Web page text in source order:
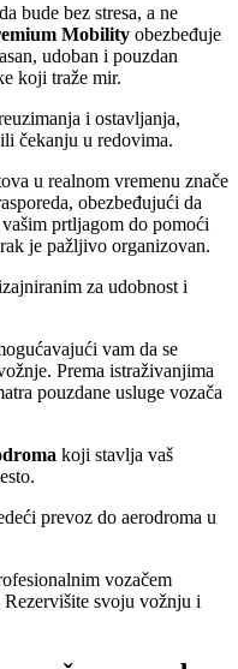
bude bez stresa, a ne
Mobility obezbeđuje
udoban i pouzdan
koji traže mir.
i ostavljanja,
čekanju u redovima.
u realnom vremenu znače
obezbeđujući da
prtljagom do pomoći
je pažljivo organizovan.
za udobnost i
vam da se
Prema istraživanjima
pouzdane usluge vozača
koji stavlja vaš
prevoz do aerodroma u
vozačem
svoju vožnju i